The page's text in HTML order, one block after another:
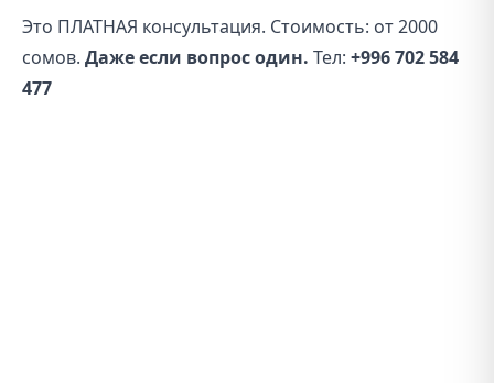
Это ПЛАТНАЯ консультация. Стоимость: от 2000
сомов. Даже если вопрос один. Тел: +996 702 584
477